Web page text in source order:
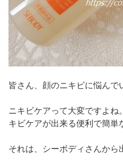
皆さん、顔のニキビに悩んで
ニキビケアって大変ですよね
キビケアが出来る便利で簡単
それは、シーボディさんから